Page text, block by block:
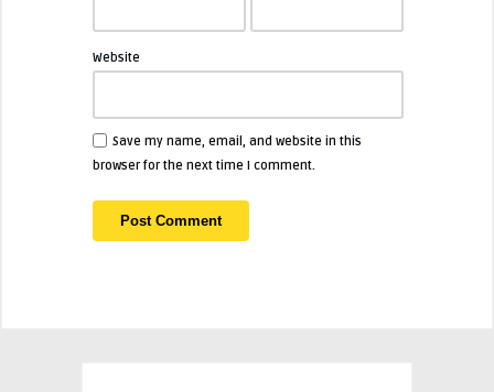
Website
Save my name, email, and website in this
browser for the next time I comment.